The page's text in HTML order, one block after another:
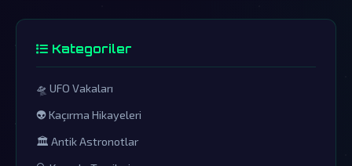
Kategoriler
🛸 UFO Vakaları
👽 Kaçırma Hikayeleri
🏛️ Antik Astronotlar